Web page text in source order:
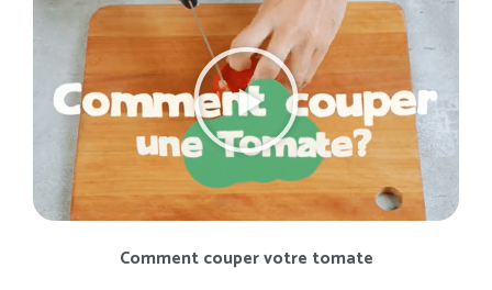
Comment couper votre tomate